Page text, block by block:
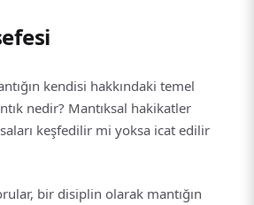
kendisi hakkındaki temel
nedir? Mantıksal hakikatler
keşfedilir mi yoksa icat edilir
bir disiplin olarak mantığın